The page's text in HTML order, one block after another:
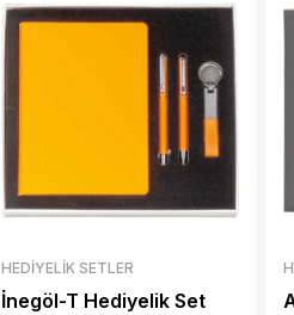
HEDIYELIK SETLER
İnegöl-T Hediyelik Set